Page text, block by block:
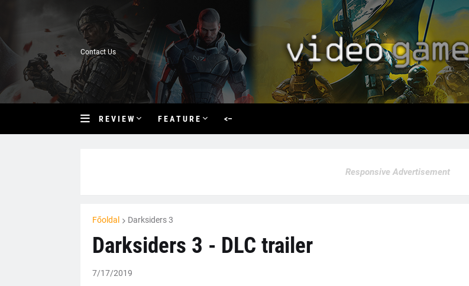
Contact Us
R E V I E W F E A T U R E <–
Responsive Advertisement
Főoldal Darksiders 3
Darksiders 3 - DLC trailer
7/17/2019